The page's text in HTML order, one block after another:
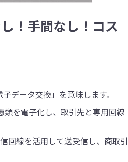
！手間なし！コス
データ交換」を意味します。
を電子化し、取引先と専用回線
回線を活用して送受信し、商取引